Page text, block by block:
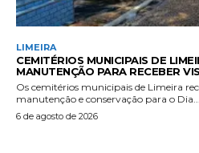
LIMEIRA
CEMITÉRIOS MUNICIPAIS DE
MANUTENÇÃO PARA RECEBER
Os cemitérios municipais de Limeira
manutenção e conservação para o Dia...
6 de agosto de 2026